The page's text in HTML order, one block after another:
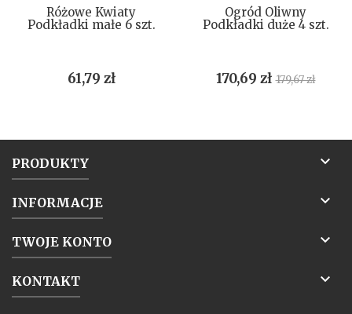
Różowe Kwiaty
Podkładki małe 6 szt.
Cena
61,79 zł
Ogród Oliwny
Podkładki duże 4 szt.
Cena
170,69 zł Cena
179,67 zł
PRODUKTY 
INFORMACJE 
TWOJE KONTO 
KONTAKT 